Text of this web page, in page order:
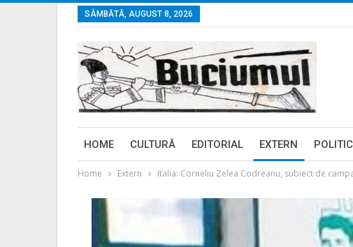
SÂMBĂTĂ, AUGUST 8, 2026
HOME CULTURĂ EDITORIAL EXTERN
Home Extern Italia: Corneliu Zelea Codreanu, subiect de